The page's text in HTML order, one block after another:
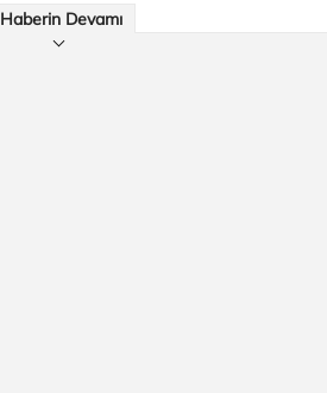
Haberin Devamı